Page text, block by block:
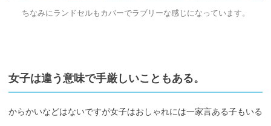
ちなみにランドセルもカバーでラブリーな感じになっています。
女子は違う意味で手厳しいこともある。
からかいなどはないですが女子はおしゃれには一家言ある子もいる